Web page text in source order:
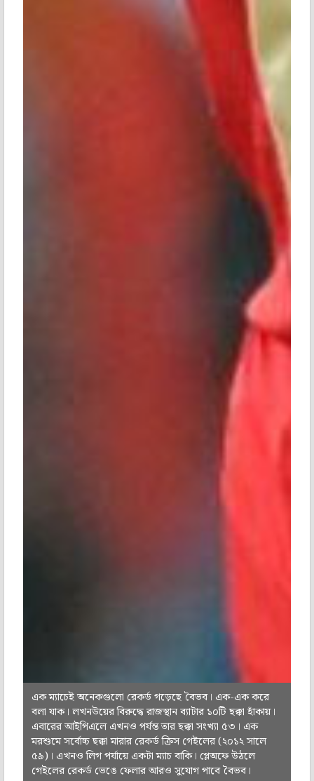
এক ম্যাচেই অনেকগুলো রেকর্ড গড়েছে বৈভব। এক-এক করে
বলা যাক। লখনউয়ের বিরুদ্ধে রাজস্থান ব্যাটার ১০টি ছক্কা হাঁকায়।
এবারের আইপিএলে এখনও পর্যন্ত তার ছক্কা সংখ্যা ৫৩। এক
মরশুমে সর্বোচ্চ ছক্কা মারার রেকর্ড ক্রিস গেইলের (২০১২ সালে
৫৯)। এখনও লিগ পর্যায়ে একটা ম্যাচ বাকি। প্লেঅফে উঠলে
গেইলের রেকর্ড ভেঙে ফেলার আরও সুযোগ পাবে বৈভব।